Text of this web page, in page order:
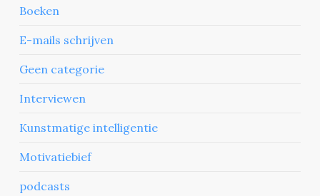
Boeken
E-mails schrijven
Geen categorie
Interviewen
Kunstmatige intelligentie
Motivatiebief
podcasts